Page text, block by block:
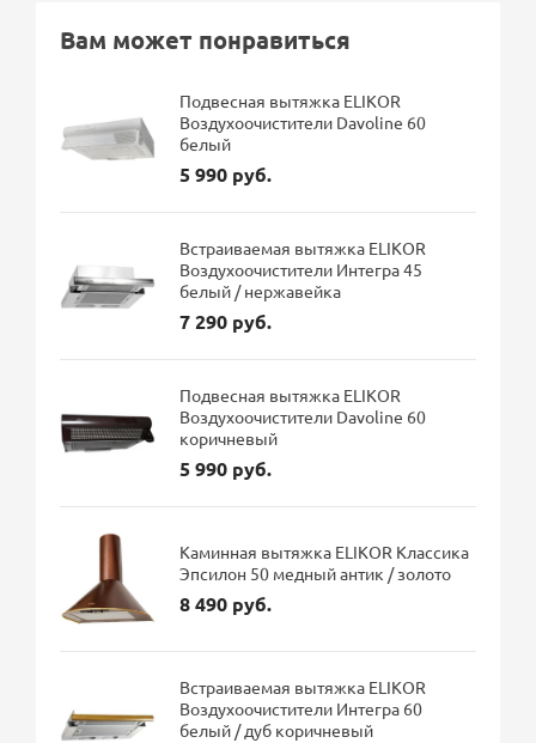
Вам может понравиться
Подвесная вытяжка ELIKOR
Воздухоочистители Davoline 60
белый
5 990 руб.
Встраиваемая вытяжка ELIKOR
Воздухоочистители Интегра 45
белый / нержавейка
7 290 руб.
Подвесная вытяжка ELIKOR
Воздухоочистители Davoline 60
коричневый
5 990 руб.
Каминная вытяжка ELIKOR Классика
Эпсилон 50 медный антик / золото
8 490 руб.
Встраиваемая вытяжка ELIKOR
Воздухоочистители Интегра 60
белый / дуб коричневый